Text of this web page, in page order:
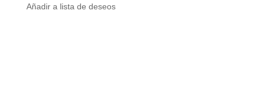
Añadir a lista de deseos